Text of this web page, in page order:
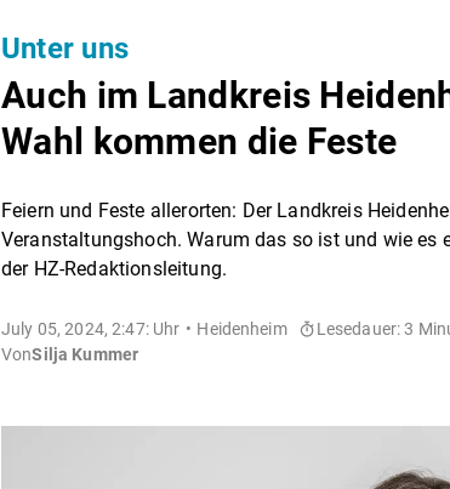
Unter uns
Auch im Landkreis
Wahl kommen die Feste
Feiern und Feste allerorten: Der Landkreis
Veranstaltungshoch. Warum das so ist und wie es
der HZ-Redaktionsleitung.
July 05, 2024, 2:47: Uhr Heidenheim
Lesedauer: 3
VonSilja Kummer